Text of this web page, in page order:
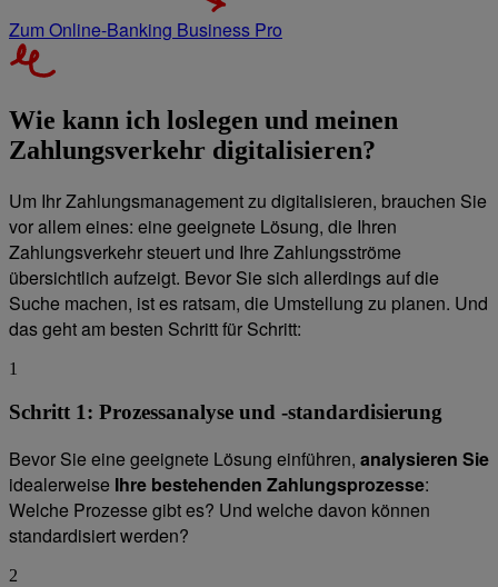
Zum Online-Banking Business Pro
Wie kann ich loslegen und meinen
Zahlungsverkehr digitalisieren?
Um Ihr Zahlungsmanagement zu digitalisieren, brauchen Sie
vor allem eines: eine geeignete Lösung, die Ihren
Zahlungsverkehr steuert und Ihre Zahlungsströme
übersichtlich aufzeigt. Bevor Sie sich allerdings auf die
Suche machen, ist es ratsam, die Umstellung zu planen. Und
das geht am besten Schritt für Schritt:
1
Schritt 1: Prozessanalyse und -standardisierung
Bevor Sie eine geeignete Lösung einführen, analysieren Sie
idealerweise Ihre bestehenden Zahlungsprozesse:
Welche Prozesse gibt es? Und welche davon können
standardisiert werden?
2